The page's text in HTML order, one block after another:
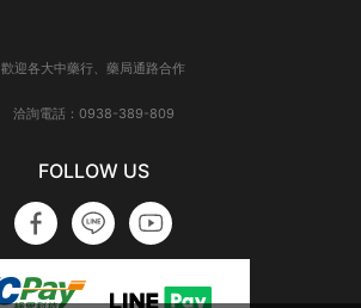
歡迎各大中藥行、藥局通路合作
洽詢電話：0938-389-809
FOLLOW US